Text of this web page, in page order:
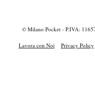
© Milano Pocket - P.IVA:
Lavora con Noi Privacy Policy